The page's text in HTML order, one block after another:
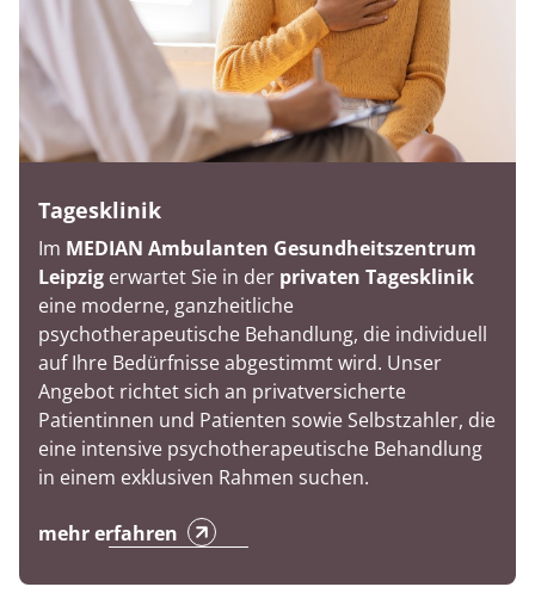
Tagesklinik
Im MEDIAN Ambulanten Gesundheitszentrum
Leipzig erwartet Sie in der privaten Tagesklinik
eine moderne, ganzheitliche
psychotherapeutische Behandlung, die individuell
auf Ihre Bedürfnisse abgestimmt wird. Unser
Angebot richtet sich an privatversicherte
Patientinnen und Patienten sowie Selbstzahler, die
eine intensive psychotherapeutische Behandlung
in einem exklusiven Rahmen suchen.
mehr erfahren